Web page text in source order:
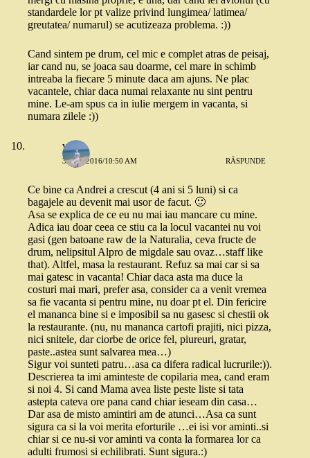
standardele lor pt valize privind lungimea/ latimea/
greutatea/ numarul) se acutizeaza problema. :))
Cand sintem pe drum, cel mic e complet atras de peisaj,
iar cand nu, se joaca sau doarme, cel mare in schimb
intreaba la fiecare 5 minute daca am ajuns. Ne plac
vacantele, chiar daca numai relaxante nu sint pentru
mine. Le-am spus ca in iulie mergem in vacanta, si
numara zilele :))
vio
3 MAI 2016/10:50 AM RĂSPUNDE
Ce bine ca Andrei a crescut (4 ani si 5 luni) si ca
bagajele au devenit mai usor de facut. 🙂
Asa se explica de ce eu nu mai iau mancare cu mine.
Adica iau doar ceea ce stiu ca la locul vacantei nu voi
gasi (gen batoane raw de la Naturalia, ceva fructe de
drum, nelipsitul Alpro de migdale sau ovaz…staff like
that). Altfel, masa la restaurant. Refuz sa mai car si sa
mai gatesc in vacanta! Chiar daca asta ma duce la
costuri mai mari, prefer asa, consider ca a venit vremea
sa fie vacanta si pentru mine, nu doar pt el. Din fericire
el mananca bine si e imposibil sa nu gasesc si chestii ok
la restaurante. (nu, nu mananca cartofi prajiti, nici pizza,
nici snitele, dar ciorbe de orice fel, piureuri, gratar,
paste..astea sunt salvarea mea…)
Sigur voi sunteti patru…asa ca difera radical lucrurile:)).
Descrierea ta imi aminteste de copilaria mea, cand eram
si noi 4. Si cand Mama avea liste peste liste si tata
astepta cateva ore pana cand chiar ieseam din casa…
Dar asa de misto amintiri am de atunci…Asa ca sunt
sigura ca si la voi merita eforturile …ei isi vor aminti..si
chiar si ce nu-si vor aminti va conta la formarea lor ca
adulti frumosi si echilibrati. Sunt sigura.:)